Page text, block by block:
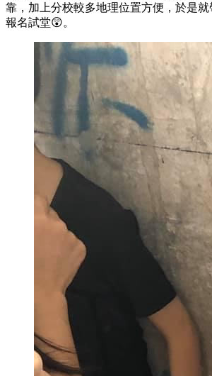
靠，加上分校較多地理位置方便，於是
報名試堂😲。